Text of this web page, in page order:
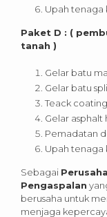
Upah tenaga
Paket D : (
tanah )
Gelar batu
Gelar batu
Teack
Gelar asphalt
Pemadatan
Upah tenaga
Sebagai
Pengaspalan
berusaha untuk
menjaga